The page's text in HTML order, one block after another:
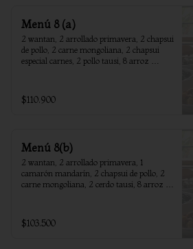
Menú 8 (a)
2 wantan, 2 arrollado primavera, 2 chapsui
de pollo, 2 carne mongoliana, 2 chapsui
especial carnes, 2 pollo tausi, 8 arroz
$110.900
Menú 8(b)
2 wantan, 2 arrollado primavera, 1
camarón mandarín, 2 chapsui de pollo, 2
carne mongoliana, 2 cerdo tausi, 8 arroz
$103.500